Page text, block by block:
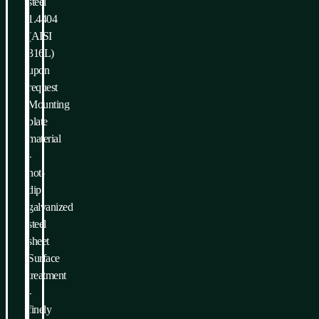
1.4404
(AISI
316L)
upon
request
Mounting
plate
material
-
hot-
dip
galvanized
steel
sheet
Surface
treatment
-
finely